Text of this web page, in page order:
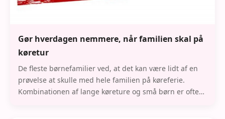
Gør hverdagen nemmere, når familien skal på
køretur
De fleste børnefamilier ved, at det kan være lidt af en
prøvelse at skulle med hele familien på køreferie.
Kombinationen af lange køreture og små børn er ofte